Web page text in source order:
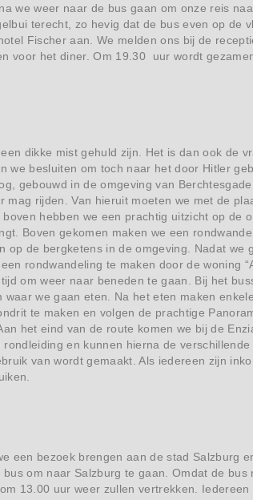
we weer naar de bus gaan om onze reis
terecht, zo hevig dat de bus even op de
Fischer aan. We melden ons bij de
voor het diner. Om 19.30 uur wordt
dikke mist gehuld zijn. Het is dan ook de
we besluiten om toch naar het door Hitler
gebouwd in de omgeving van
rijden. Van hieruit moeten we met de
hebben we een prachtig uitzicht op de
Boven gekomen maken we een
de bergketens in de omgeving. Nadat we
rondwandeling te maken door de woning
om weer naar beneden te gaan. Bij het
we gaan eten. Na het eten maken
te maken en volgen de prachtige
het eind van de route komen we bij de
en kunnen hierna de
van wordt gemaakt. Als iedereen zijn
een bezoek brengen aan de stad Salzburg
om naar Salzburg te gaan. Omdat de bus
13.00 uur weer zullen vertrekken. Iedereen